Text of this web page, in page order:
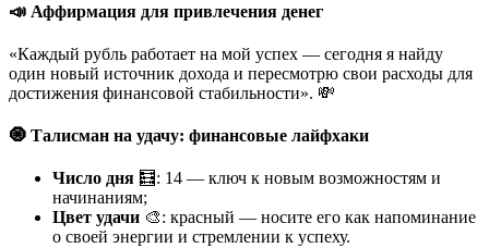
📣 Аффирмация для привлечения денег
«Каждый рубль работает на мой успех — сегодня я найду
один новый источник дохода и пересмотрю свои расходы для
достижения финансовой стабильности». 💸
🧿 Талисман на удачу: финансовые лайфхаки
Число дня 🧮: 14 — ключ к новым возможностям и
начинаниям;
Цвет удачи 🎨: красный — носите его как напоминание
о своей энергии и стремлении к успеху.